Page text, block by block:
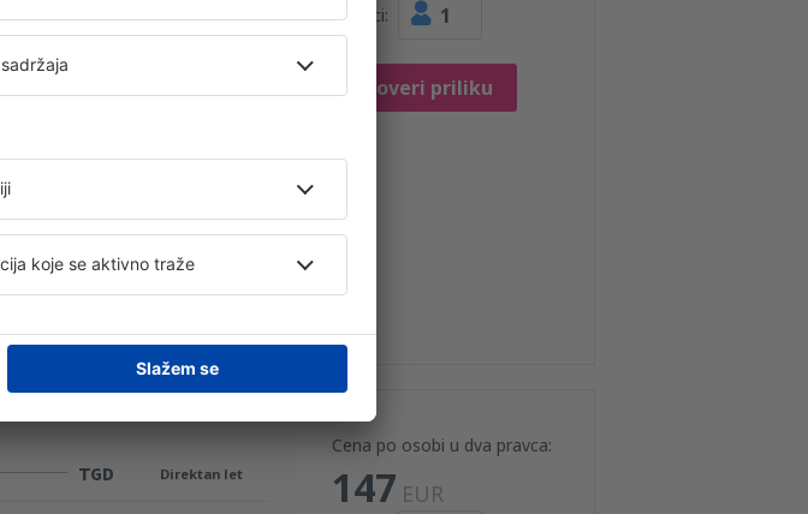
Putnici: 1
Proveri priliku
detalji
BEG Direktan let
detalji
Cena po osobi u dva pravca:
147 EUR
TGD Direktan let